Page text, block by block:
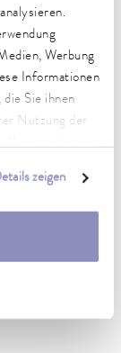
Werbung
Informationen
Sie ihnen
Nutzung der
zeigen